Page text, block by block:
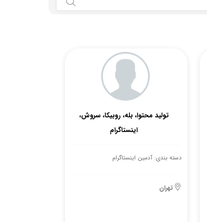
تولید محتوا، بله، روبیکا، سروش،
اینستاگرام
دسته بندی: آدمین اینستاگرام
تهران